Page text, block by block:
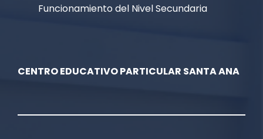
Funcionamiento del Nivel Secundaria
CENTRO EDUCATIVO PARTICULAR SANTA ANA